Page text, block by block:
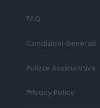
FAQ
Condizioni Generali
Polizze Assicurative
Privacy Policy